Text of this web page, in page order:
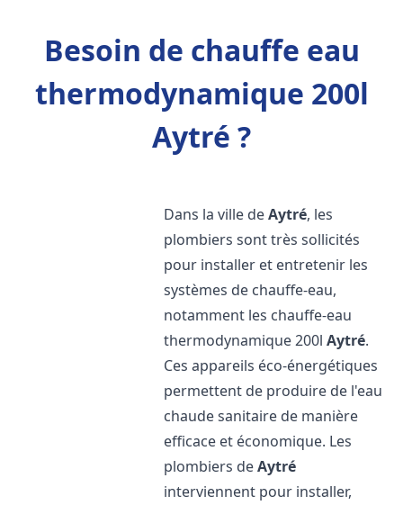
Besoin de chauffe eau
thermodynamique 200l
Aytré ?
Dans la ville deAytré, les
plombiers sont très sollicités
pour installer et entretenir les
systèmes de chauffe-eau,
notamment les chauffe-eau
thermodynamique 200lAytré.
Ces appareils éco-énergétiques
permettent de produire de l'eau
chaude sanitaire de manière
efficace et économique. Les
plombiers deAytré
interviennent pour installer,